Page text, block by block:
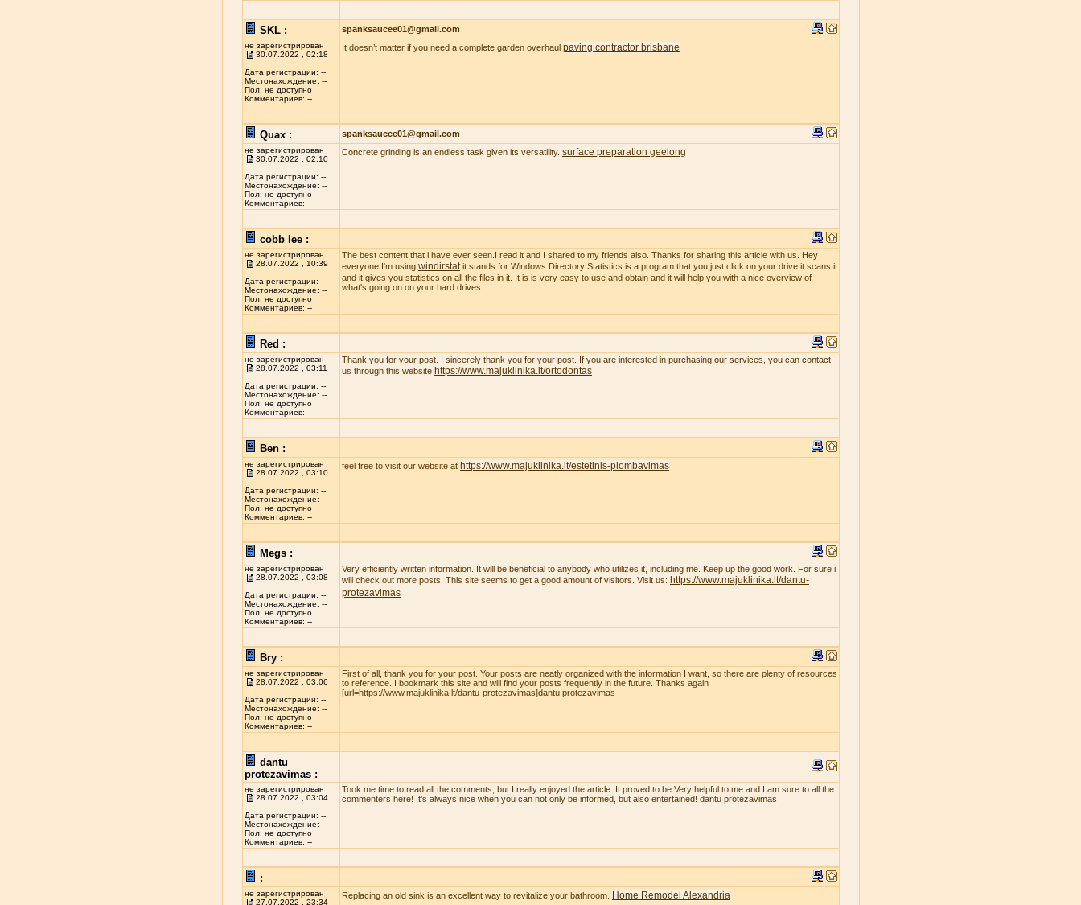
SKL : spanksaucee01@gmail.com
не зарегистрирован
30.07.2022 , 02:18
Дата регистрации: --
Местонахождение: --
Пол: не доступно
Комментариев: --
It doesn’t matter if you need a complete garden overhaul paving contractor brisbane
Quax : spanksaucee01@gmail.com
не зарегистрирован
30.07.2022 , 02:10
Дата регистрации: --
Местонахождение: --
Пол: не доступно
Комментариев: --
Concrete grinding is an endless task given its versatility. surface preparation geelong
cobb lee :
не зарегистрирован
28.07.2022 , 10:39
Дата регистрации: --
Местонахождение: --
Пол: не доступно
Комментариев: --
The best content that i have ever seen.I read it and I shared to my friends also. Thanks for sharing this article with us. Hey
everyone I'm using windirstat it stands for Windows Directory Statistics is a program that you just click on your drive it scans it
and it gives you statistics on all the files in it. It is is very easy to use and obtain and it will help you with a nice overview of
what's going on on your hard drives.
Red :
не зарегистрирован
28.07.2022 , 03:11
Дата регистрации: --
Местонахождение: --
Пол: не доступно
Комментариев: --
Thank you for your post. I sincerely thank you for your post. If you are interested in purchasing our services, you can contact
us through this website https://www.majuklinika.lt/ortodontas
Ben :
не зарегистрирован
28.07.2022 , 03:10
Дата регистрации: --
Местонахождение: --
Пол: не доступно
Комментариев: --
feel free to visit our website at https://www.majuklinika.lt/estetinis-plombavimas
Megs :
не зарегистрирован
28.07.2022 , 03:08
Дата регистрации: --
Местонахождение: --
Пол: не доступно
Комментариев: --
Very efficiently written information. It will be beneficial to anybody who utilizes it, including me. Keep up the good work. For sure i
will check out more posts. This site seems to get a good amount of visitors. Visit us: https://www.majuklinika.lt/dantu-
protezavimas
Bry :
не зарегистрирован
28.07.2022 , 03:06
Дата регистрации: --
Местонахождение: --
Пол: не доступно
Комментариев: --
First of all, thank you for your post. Your posts are neatly organized with the information I want, so there are plenty of resources
to reference. I bookmark this site and will find your posts frequently in the future. Thanks again
[url=https://www.majuklinika.lt/dantu-protezavimas]dantu protezavimas
dantu
protezavimas :
не зарегистрирован
28.07.2022 , 03:04
Дата регистрации: --
Местонахождение: --
Пол: не доступно
Комментариев: --
Took me time to read all the comments, but I really enjoyed the article. It proved to be Very helpful to me and I am sure to all the
commenters here! It’s always nice when you can not only be informed, but also entertained! dantu protezavimas
:
не зарегистрирован
27.07.2022 , 23:34
Replacing an old sink is an excellent way to revitalize your bathroom. Home Remodel Alexandria